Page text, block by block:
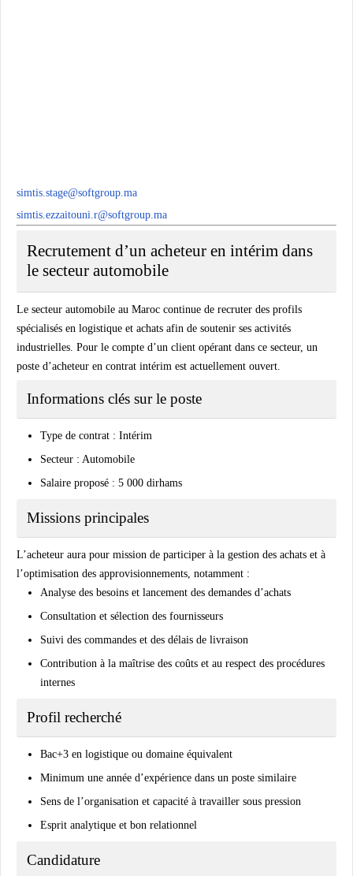
simtis.stage@softgroup.ma
simtis.ezzaitouni.r@softgroup.ma
Recrutement d’un acheteur en intérim dans
le secteur automobile
Le secteur automobile au Maroc continue de recruter des profils
spécialisés en logistique et achats afin de soutenir ses activités
industrielles. Pour le compte d’un client opérant dans ce secteur, un
poste d’acheteur en contrat intérim est actuellement ouvert.
Informations clés sur le poste
Type de contrat : Intérim
Secteur : Automobile
Salaire proposé : 5 000 dirhams
Missions principales
L’acheteur aura pour mission de participer à la gestion des achats et à
l’optimisation des approvisionnements, notamment :
Analyse des besoins et lancement des demandes d’achats
Consultation et sélection des fournisseurs
Suivi des commandes et des délais de livraison
Contribution à la maîtrise des coûts et au respect des procédures
internes
Profil recherché
Bac+3 en logistique ou domaine équivalent
Minimum une année d’expérience dans un poste similaire
Sens de l’organisation et capacité à travailler sous pression
Esprit analytique et bon relationnel
Candidature